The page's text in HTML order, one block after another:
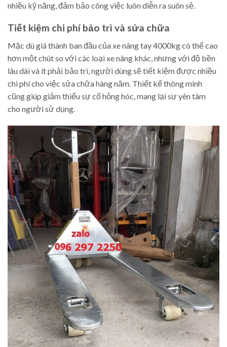
nhiều kỹ năng, đảm bảo công việc luôn diễn ra suôn sẻ.
Tiết kiệm chi phí bảo trì và sửa chữa
Mặc dù giá thành ban đầu của xe nâng tay 4000kg có thể cao
hơn một chút so với các loại xe nâng khác, nhưng với độ bền
lâu dài và ít phải bảo trì, người dùng sẽ tiết kiệm được nhiều
chi phí cho việc sửa chữa hàng năm. Thiết kế thông minh
cũng giúp giảm thiểu sự cố hỏng hóc, mang lại sự yên tâm
cho người sử dụng.